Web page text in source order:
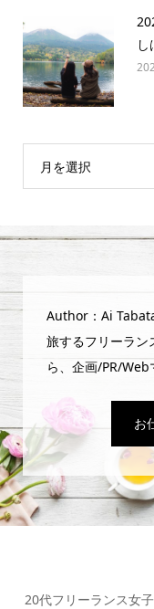
月を選択
Author：Ai
旅するフリーラン
ら、企画/PR/Web
お
20代フリーランス女